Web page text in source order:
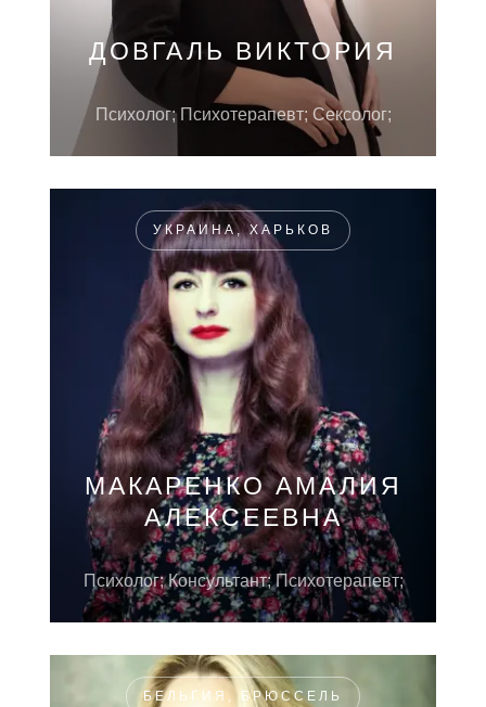
ДОВГАЛЬ ВИКТОРИЯ
Психолог; Психотерапевт; Сексолог;
УКРАИНА, ХАРЬКОВ
МАКАРЕНКО АМАЛИЯ
АЛЕКСЕЕВНА
Психолог; Консультант; Психотерапевт;
БЕЛЬГИЯ, БРЮССЕЛЬ